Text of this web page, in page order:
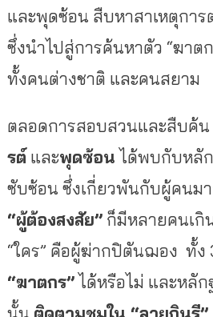
และพุดซ้อน สืบหาสาเหตุกา
ซึ่งนำไปสู่การค้นหาตัว “ฆาต
ทั้งคนต่างชาติ และคนสยาม
ตลอดการสอบสวนและสืบค้น
รต์และพุดซ้อน ได้พบกับหลัก
ซับซ้อน ซึ่งเกี่ยวพันกับผู้คนม
“ผู้ต้องสงสัย” ก็มีหลายคนเกิ
“ใคร” คือผู้ฆ่ากปิตันฌอง ทั้ง
“ฆาตกร”ได้หรือไม่ และหลั